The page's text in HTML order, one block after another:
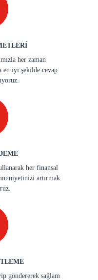
her zaman
en iyi şekilde cevap
her finansal
artırmak
göndererek sağlam